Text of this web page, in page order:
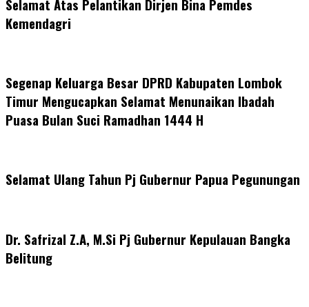
Selamat Atas Pelantikan Dirjen Bina Pemdes
Kemendagri
Segenap Keluarga Besar DPRD Kabupaten Lombok
Timur Mengucapkan Selamat Menunaikan Ibadah
Puasa Bulan Suci Ramadhan 1444 H
Selamat Ulang Tahun Pj Gubernur Papua Pegunungan
Dr. Safrizal Z.A, M.Si Pj Gubernur Kepulauan Bangka
Belitung